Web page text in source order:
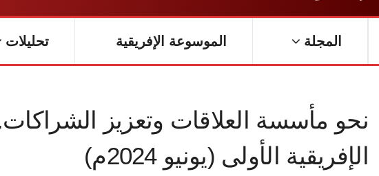
المجلة الموسوعة الإفريقية تحليلات
نحو مأسسة العلاقات وتعزيز
الإفريقية الأولى (يونيو 2024م)